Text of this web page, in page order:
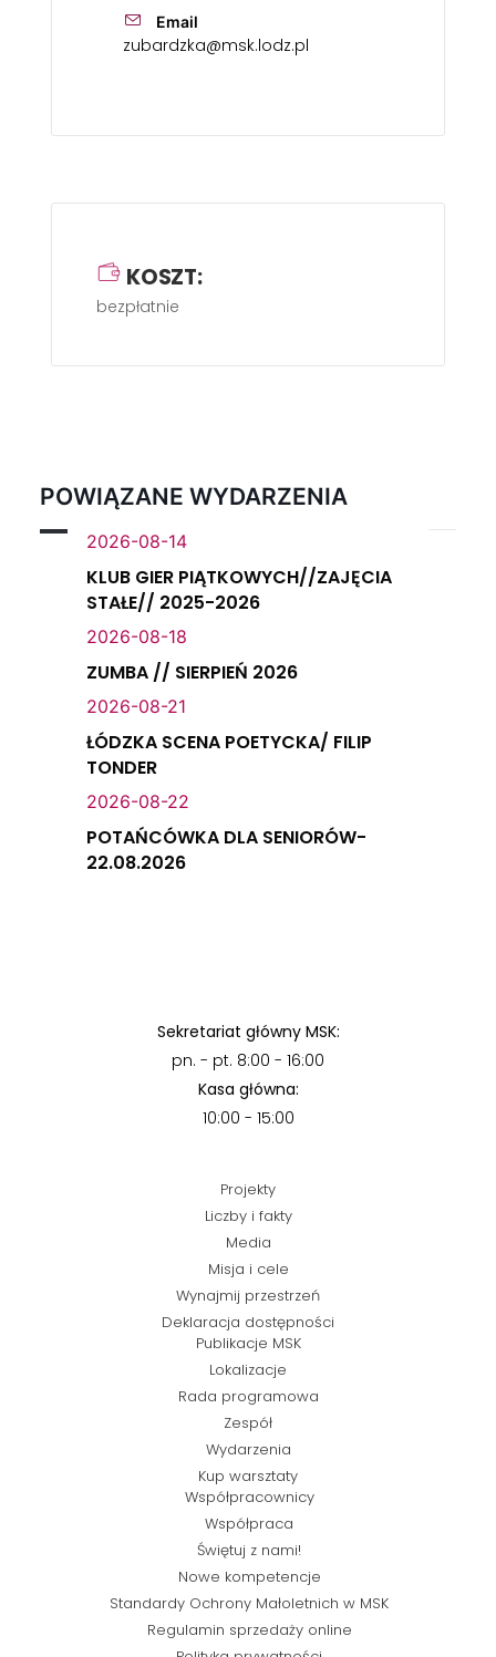
Email
zubardzka@msk.lodz.pl
KOSZT:
bezpłatnie
POWIĄZANE WYDARZENIA
2026-08-14
KLUB GIER PIĄTKOWYCH//ZAJĘCIA
STAŁE// 2025-2026
2026-08-18
ZUMBA // SIERPIEŃ 2026
2026-08-21
ŁÓDZKA SCENA POETYCKA/ FILIP
TONDER
2026-08-22
POTAŃCÓWKA DLA SENIORÓW-
22.08.2026
Sekretariat główny MSK:
pn. - pt. 8:00 - 16:00
Kasa główna:
10:00 - 15:00
Projekty
Liczby i fakty
Media
Misja i cele
Wynajmij przestrzeń
Deklaracja dostępności
Publikacje MSK
Lokalizacje
Rada programowa
Zespół
Wydarzenia
Kup warsztaty
Współpracownicy
Współpraca
Świętuj z nami!
Nowe kompetencje
Standardy Ochrony Małoletnich w MSK
Regulamin sprzedaży online